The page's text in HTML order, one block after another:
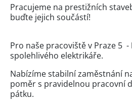
Pracujeme na prestižních
buďte jejich součástí!
Pro naše pracoviště v Praze 5
spolehlivého elektrikáře.
Nabízíme stabilní zaměstnání
poměr s pravidelnou pracovní
pátku.